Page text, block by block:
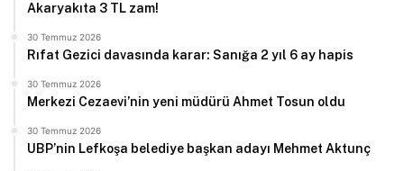
Akaryakıta 3 TL zam!
30 Temmuz 2026
Rıfat Gezici davasında karar: Sanığa 2 yıl 6 ay hapis
30 Temmuz 2026
Merkezi Cezaevi’nin yeni müdürü Ahmet Tosun oldu
30 Temmuz 2026
UBP’nin Lefkoşa belediye başkan adayı Mehmet Aktunç